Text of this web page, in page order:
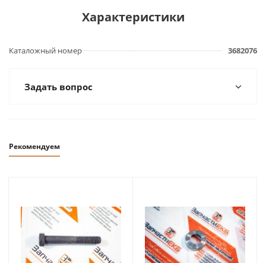
Характеристики
Каталожный номер 3682076
Задать вопрос
Рекомендуем